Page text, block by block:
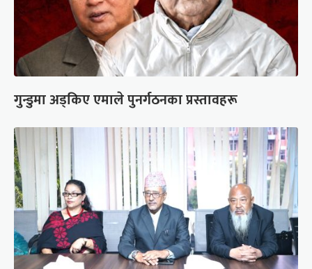
गुन्डुमा अड्किए एमाले पुनर्गठनका प्रस्तावहरू